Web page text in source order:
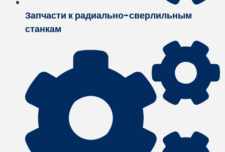
Запчасти к радиально-сверлильным
станкам